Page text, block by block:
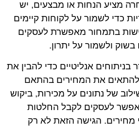
מציע הנחות או מבצעים, יש
כדי לשמור על לקוחות קיימים
בתמחור מאפשרת לעסקים
בשוק ולשמור על יתרון.
בניתוחים אנליטיים כדי להבין את
את המחירים בהתאם
של נתונים על מכירות, ביקוש
לעסקים לקבל החלטות
מחירים. הגישה הזאת לא רק